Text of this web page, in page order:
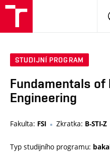
STUDIJNÍ PROGRAM
Fundamentals of
Engineering
Fakulta: FSI Zkratka: B-STI-Z
Typ studijního programu: